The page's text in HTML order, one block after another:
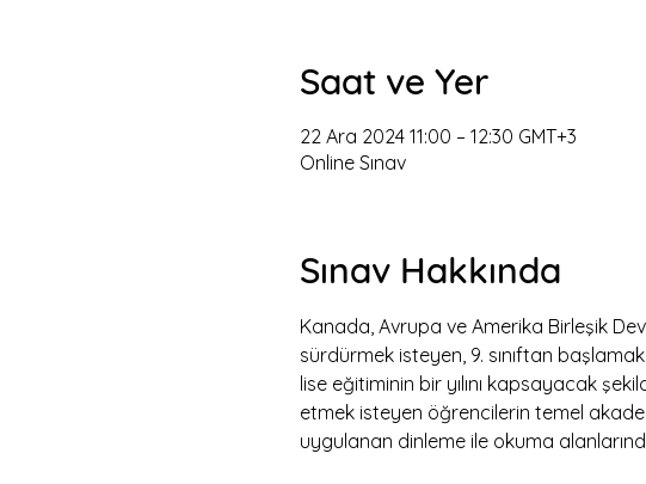
Saat ve Yer
22 Ara 2024 11:00 – 12:30 GMT+3
Online Sınav
Sınav Hakkında
Kanada, Avrupa ve Amerika Birleşik
sürdürmek isteyen, 9. sınıftan
lise eğitiminin bir yılını kapsayacak
etmek isteyen öğrencilerin temel
uygulanan dinleme ile okuma